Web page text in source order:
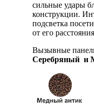
сильные удары
конструкции.
подсветка
от его
Вызывные
Серебряный и